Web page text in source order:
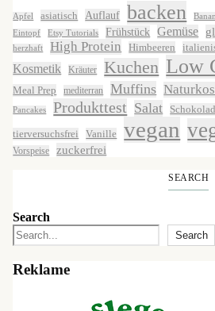
Apfel asiatisch Auflauf backen
Eintopf
Etsy Tutorials Frühstück Gemüse
herzhaft High Protein Himbeeren
Kosmetik Kräuter Kuchen Low
Meal Prep mediterran Muffins
Pancakes Produkttest Salat
tierversuchsfrei Vanille vegan
Vorspeise zuckerfrei
SEARCH
Search
Search
Reklame